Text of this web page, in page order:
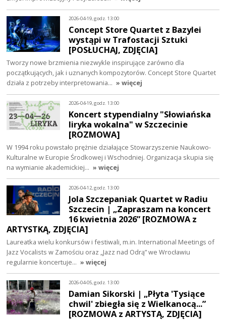
2026-04-19, godz. 13:00
Concept Store Quartet z Bazylei
wystąpi w Trafostacji Sztuki
[POSŁUCHAJ, ZDJĘCIA]
Tworzy nowe brzmienia niezwykle inspirujące zarówno dla
początkujących, jak i uznanych kompozytorów. Concept Store Quartet
działa z potrzeby interpretowania… » więcej
2026-04-19, godz. 13:00
Koncert stypendialny "Słowiańska
liryka wokalna" w Szczecinie
[ROZMOWA]
W 1994 roku powstało prężnie działające Stowarzyszenie Naukowo-
Kulturalne w Europie Środkowej i Wschodniej. Organizacja skupia się
na wymianie akademickiej… » więcej
2026-04-12, godz. 13:00
Jola Szczepaniak Quartet w Radiu
Szczecin | „Zapraszam na koncert
16 kwietnia 2026” [ROZMOWA z
ARTYSTKĄ, ZDJĘCIA]
Laureatka wielu konkursów i festiwali, m.in. International Meetings of
Jazz Vocalists w Zamościu oraz „Jazz nad Odrą” we Wrocławiu
regularnie koncertuje… » więcej
2026-04-05, godz. 13:00
Damian Sikorski | „Płyta 'Tysiące
chwil' zbiegła się z Wielkanocą...”
[ROZMOWA z ARTYSTĄ, ZDJĘCIA]